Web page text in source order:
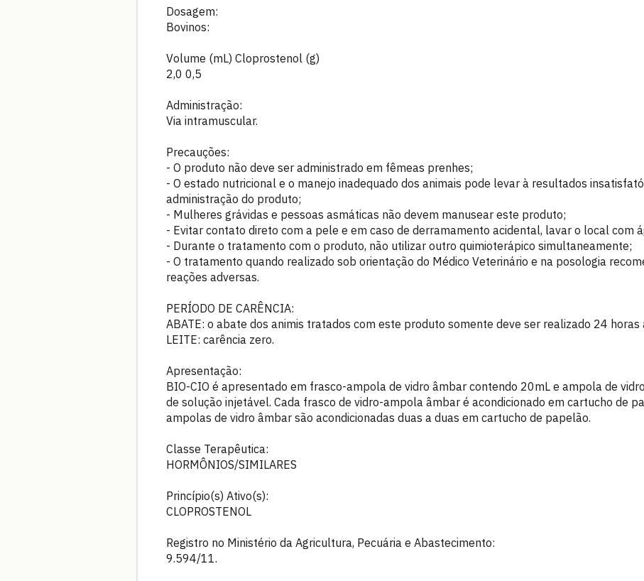
Dosagem:
Bovinos:
Volume (mL) Cloprostenol (g)
2,0 0,5
Administração:
Via intramuscular.
Precauções:
- O produto não deve ser administrado em fêmeas prenhes;
- O estado nutricional e o manejo inadequado dos animais pode levar à resultados
administração do produto;
- Mulheres grávidas e pessoas asmáticas não devem manusear este produto;
- Evitar contato direto com a pele e em caso de derramamento acidental, lavar o local com
- Durante o tratamento com o produto, não utilizar outro quimioterápico simultaneamente;
- O tratamento quando realizado sob orientação do Médico Veterinário e na posologia
reações adversas.
PERÍODO DE CARÊNCIA:
ABATE: o abate dos animis tratados com este produto somente deve ser realizado 24
LEITE: carência zero.
Apresentação:
BIO-CIO é apresentado em frasco-ampola de vidro âmbar contendo 20mL e ampola de
de solução injetável. Cada frasco de vidro-ampola âmbar é acondicionado em cartucho de
ampolas de vidro âmbar são acondicionadas duas a duas em cartucho de papelão.
Classe Terapêutica:
HORMÔNIOS/SIMILARES
Princípio(s) Ativo(s):
CLOPROSTENOL
Registro no Ministério da Agricultura, Pecuária e Abastecimento:
9.594/11.